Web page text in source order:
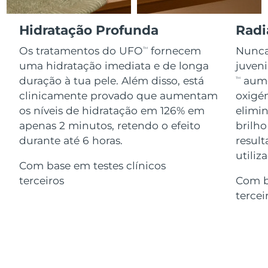
Hidratação Profunda
Os tratamentos do UFOTM
fornecem
uma hidratação imediata e de longa
duração à tua pele. Além disso, está
clinicamente provado que aumentam
os níveis de hidratação em 126% em
apenas 2 minutos, retendo o efeito
durante até 6 horas.
Com base em testes clínicos
terceiros
TM
brilho
Com
Advanced pore care essentials
Serum
issa™ Teeth Whitening Gel
18% PAP
Cosméticos Homens
Comprar todos
SOBRE
Israel Entrega prevista 8/13/26
Itália Entrega prevista 8/9/26
Japão Entrega prevista 8/12/26
Jersey Entrega prevista 8/14/26
Cazaquistão 8/11/26
Kuwait Entrega prevista
8/9/26